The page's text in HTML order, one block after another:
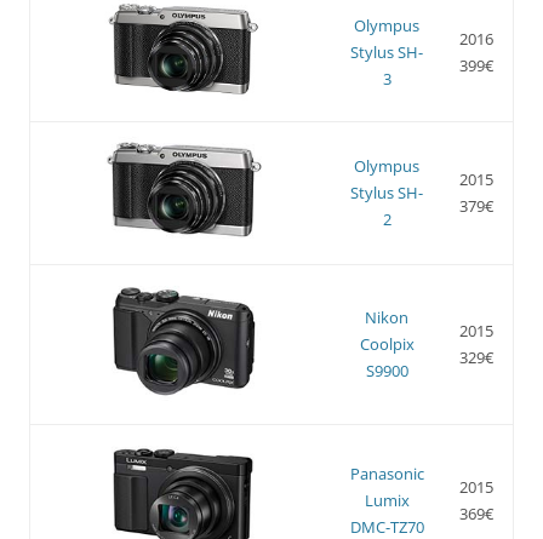
Olympus
Stylus SH-
3
2016
399€
Olympus
Stylus SH-
2
2015
379€
Nikon
Coolpix
S9900
2015
329€
Panasonic
Lumix
DMC-TZ70
2015
369€